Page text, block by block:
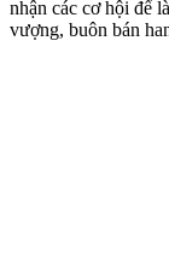
nhận các cơ hội để
vượng, buôn bán